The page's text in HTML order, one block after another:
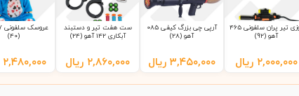
یوزی تیر پران سلفونی 465
آهو (92)
۲,۰۰۰,۰۰۰ ریال
آرپی چی بزرگ کیفی 085
آهو (28)
۳,۴۵۰,۰۰۰ ریال
ست هفت تیر و دستبند
آبکاری 142 آهو (24)
۲,۸۶۰,۰۰۰ ریال
(40)
۲,۴۸۰,۰۰۰